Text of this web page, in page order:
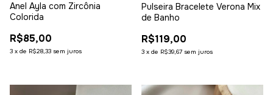
Anel Ayla com Zircônia
Colorida
R$85,00
3 x de R$28,33 sem juros
Pulseira Bracelete Verona Mix
de Banho
R$119,00
3 x de R$39,67 sem juros